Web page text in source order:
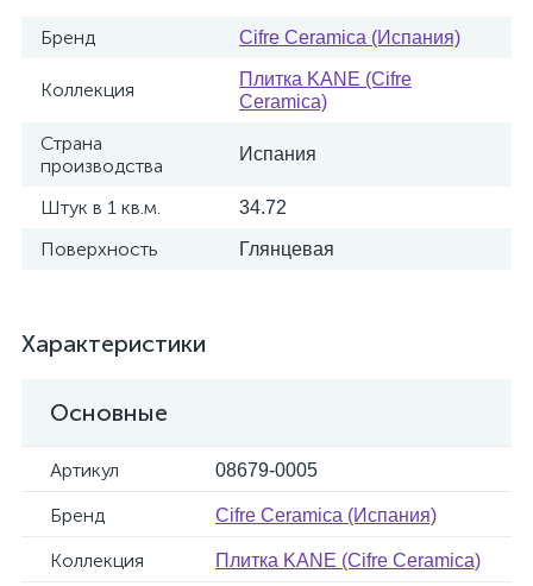
Бренд Cifre Ceramica (Испания)
Коллекция
Плитка KANE (Cifre
Ceramica)
Страна
производства
Испания
Штук в 1 кв.м. 34.72
Поверхность Глянцевая
Характеристики
Основные
Артикул 08679-0005
Бренд Cifre Ceramica (Испания)
Коллекция Плитка KANE (Cifre Ceramica)